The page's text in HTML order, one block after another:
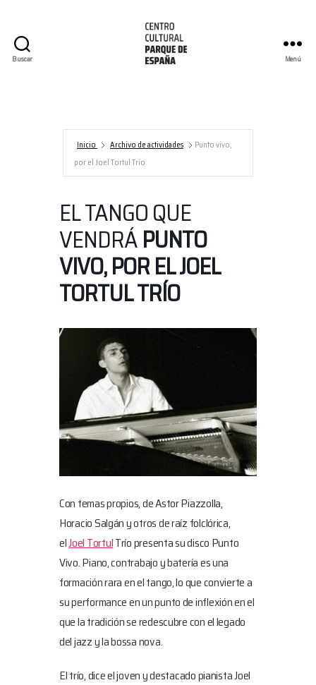
Buscar
España/AECID
Menú
Inicio Archivo de actividades
Punto vivo,
por el Joel Tortul Trío
EL TANGO QUE
VENDRÁPUNTO
VIVO, POR EL JOEL
TORTUL TRÍO
Con temas propios, de Astor Piazzolla,
Horacio Salgán y otros de raíz folclórica,
elJoel TortulTrío presenta su disco Punto
Vivo. Piano, contrabajo y batería es una
formación rara en el tango, lo que convierte a
su performance en un punto de inflexión en el
que la tradición se redescubre con el legado
del jazz y la bossa nova.
El trío, dice el joven y destacado pianista Joel